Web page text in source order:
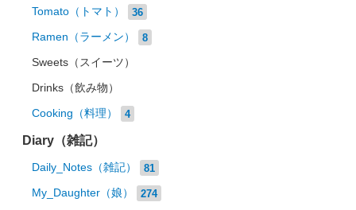
Tomato（トマト） 36
Ramen（ラーメン） 8
Sweets（スイーツ）
Drinks（飲み物）
Cooking（料理） 4
Diary（雑記）
Daily_Notes（雑記） 81
My_Daughter（娘） 274